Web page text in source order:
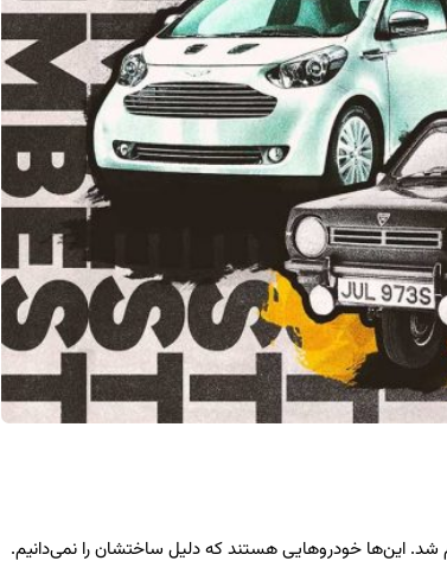
شد. این‌ها خودروهایی هستند که دلیل ساختشان را نمی‌دانیم.